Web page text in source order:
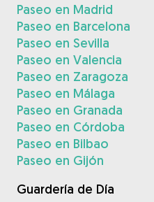
Paseo en Madrid
Paseo en Barcelona
Paseo en Sevilla
Paseo en Valencia
Paseo en Zaragoza
Paseo en Málaga
Paseo en Granada
Paseo en Córdoba
Paseo en Bilbao
Paseo en Gijón
Guardería de Día